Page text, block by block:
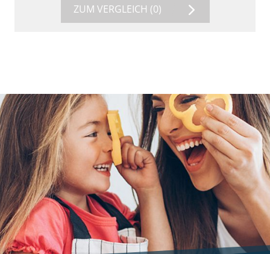
ZUM VERGLEICH (0)